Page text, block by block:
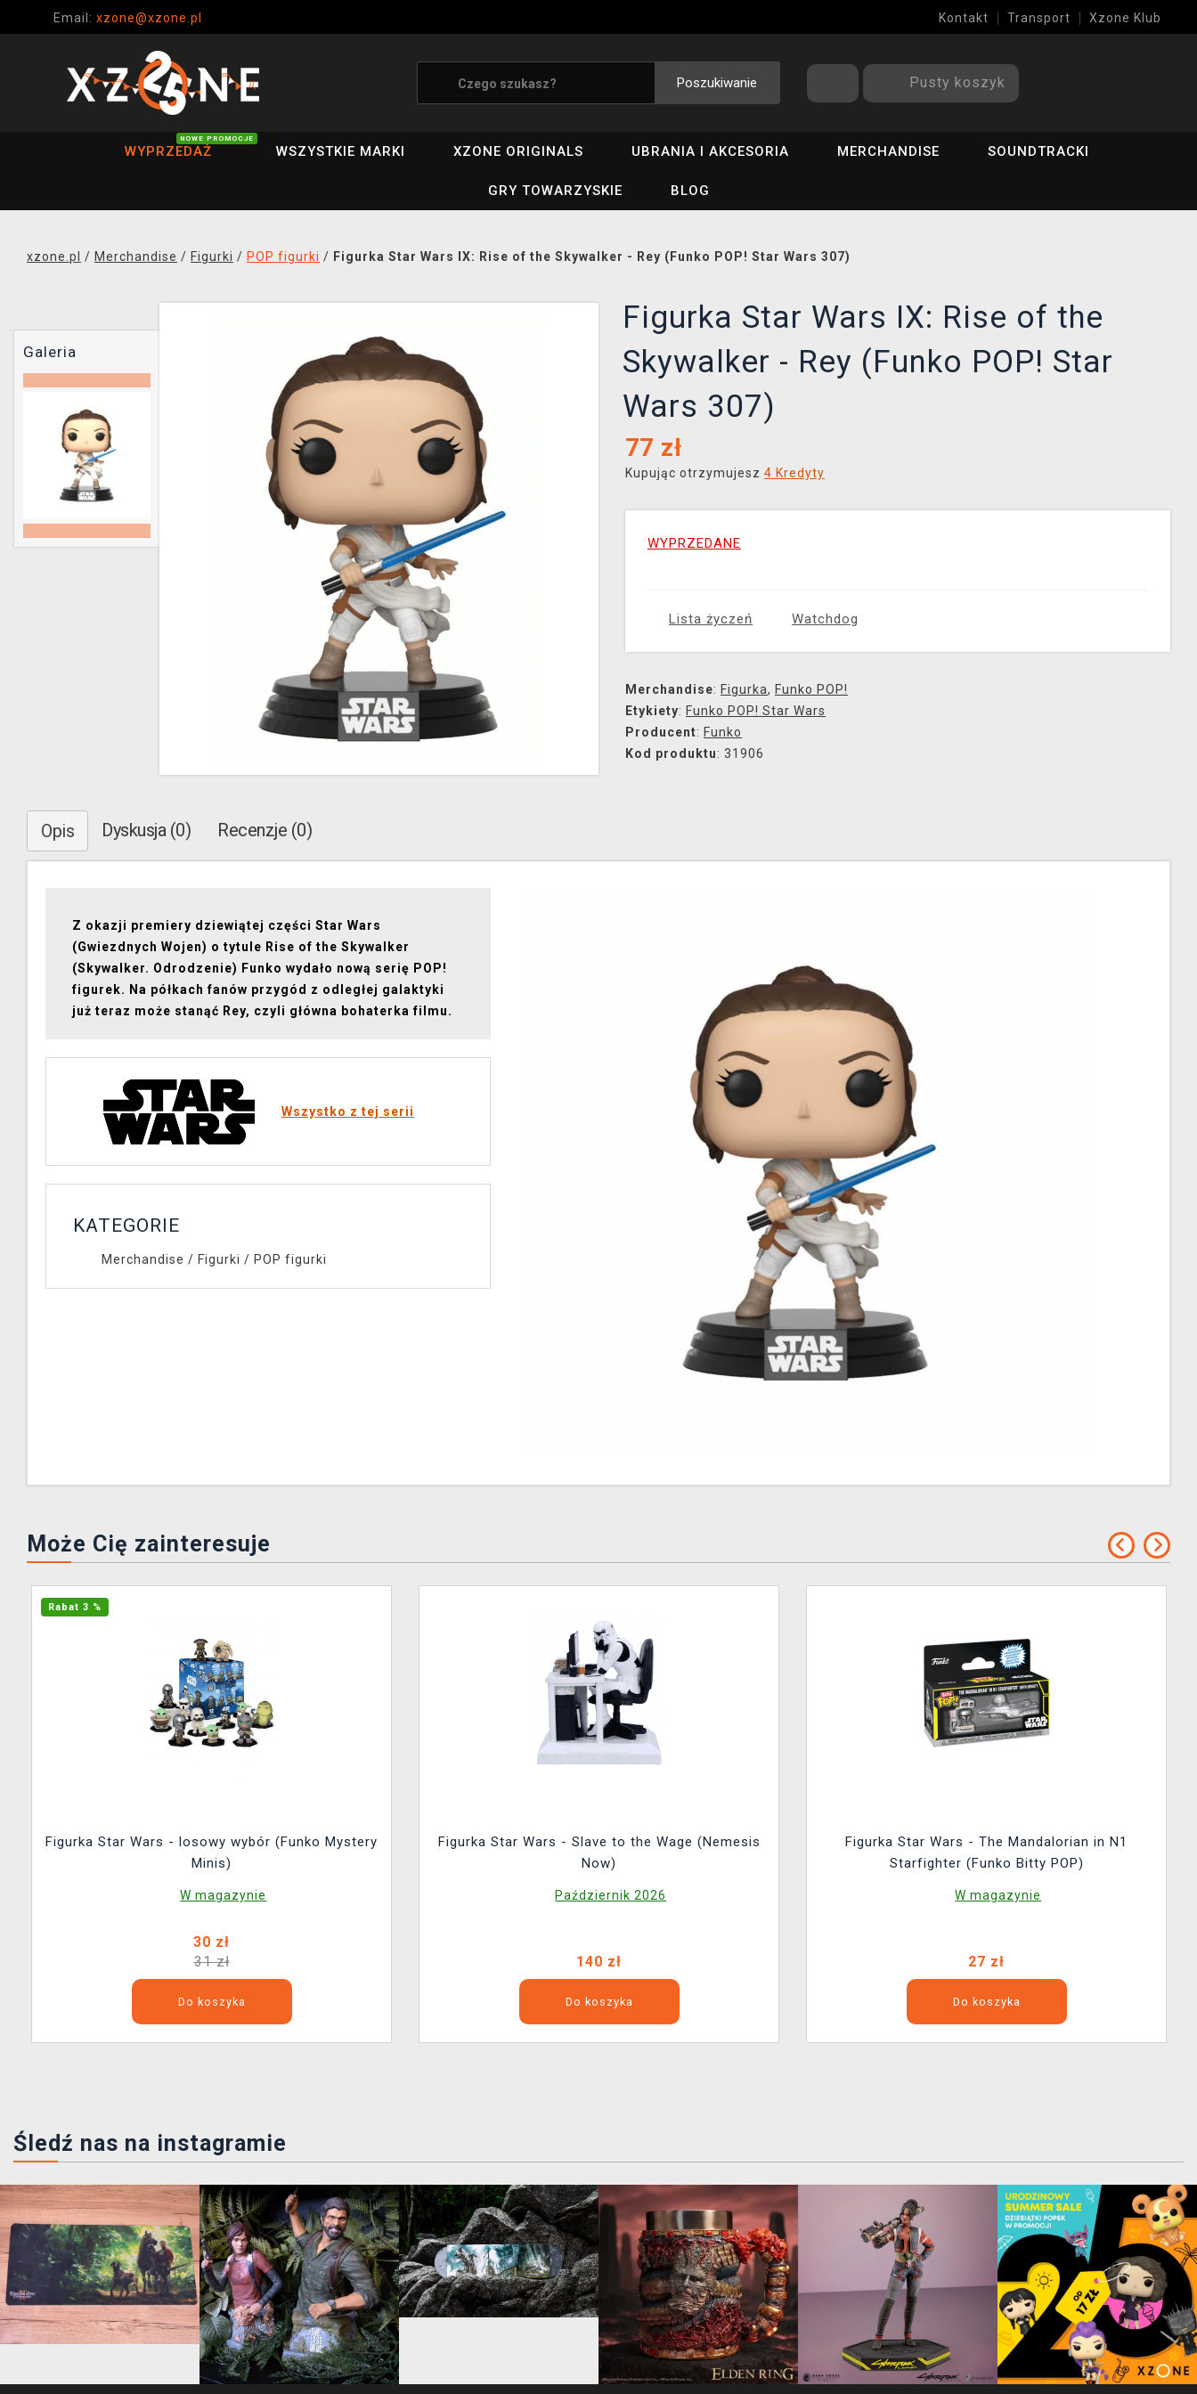
Email: xzone@xzone.pl Kontakt Transport Xzone Klub
Poszukiwanie Pusty koszyk
WYPRZEDAŻ
NOWE PROMOCJE
WSZYSTKIE MARKI XZONE ORIGINALS UBRANIA I AKCESORIA MERCHANDISE SOUNDTRACKI
GRY TOWARZYSKIE BLOG
xzone.pl / Merchandise / Figurki / POP figurki / Figurka Star Wars IX: Rise of the Skywalker - Rey (Funko POP! Star Wars 307)
Galeria
Figurka Star Wars IX: Rise of the
Skywalker - Rey (Funko POP! Star
Wars 307)
77 zł
Kupując otrzymujesz 4 Kredyty
WYPRZEDANE
Lista życzeń Watchdog
Merchandise: Figurka, Funko POP!
Etykiety: Funko POP! Star Wars
Producent: Funko
Kod produktu: 31906
Opis Dyskusja (0) Recenzje (0)
Z okazji premiery dziewiątej części Star Wars
(Gwiezdnych Wojen) o tytule Rise of the Skywalker
(Skywalker. Odrodzenie) Funko wydało nową serię POP!
figurek. Na półkach fanów przygód z odległej galaktyki
już teraz może stanąć Rey, czyli główna bohaterka filmu.
Wszystko z tej serii
KATEGORIE
Merchandise / Figurki / POP figurki
Może Cię zainteresuje
Rabat 3 %
Figurka Star Wars - losowy wybór (Funko Mystery
Minis)
W magazynie
30 zł
31 zł
Do koszyka
Figurka Star Wars - Slave to the Wage (Nemesis
Now)
Październik 2026
140 zł
Do koszyka
Figurka Star Wars - The Mandalorian in N1
Starfighter (Funko Bitty POP)
W magazynie
27 zł
Do koszyka
Śledź nas na instagramie